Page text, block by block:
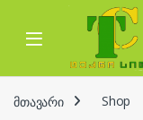
Skip to navigation
Skip to content
Open
მთავარი Shop